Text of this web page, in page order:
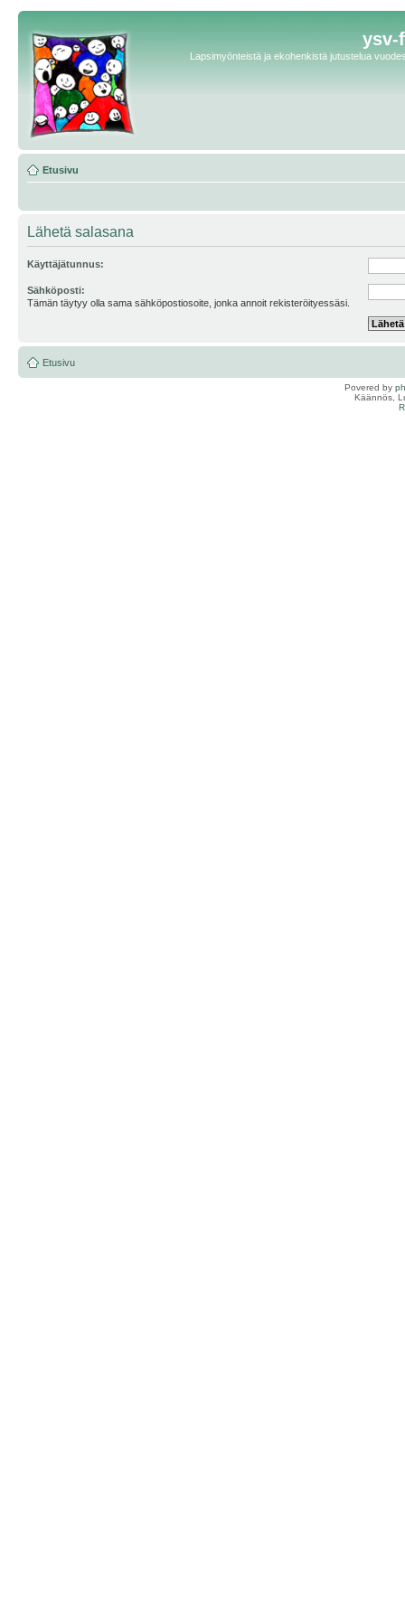
ysv-
Lapsimyönteistä ja ekohenkistä jutustelua
Etusivu
Lähetä salasana
Käyttäjätunnus:
Sähköposti:
Tämän täytyy olla sama sähköpostiosoite, jonka annoit rekisteröityessäsi.
Etusivu
Povered by
Käännös,